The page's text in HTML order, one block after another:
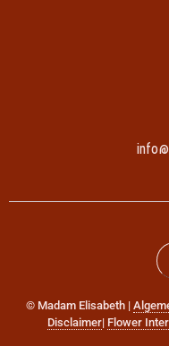
© Madam Elisabeth |
Disclaimer| Flower